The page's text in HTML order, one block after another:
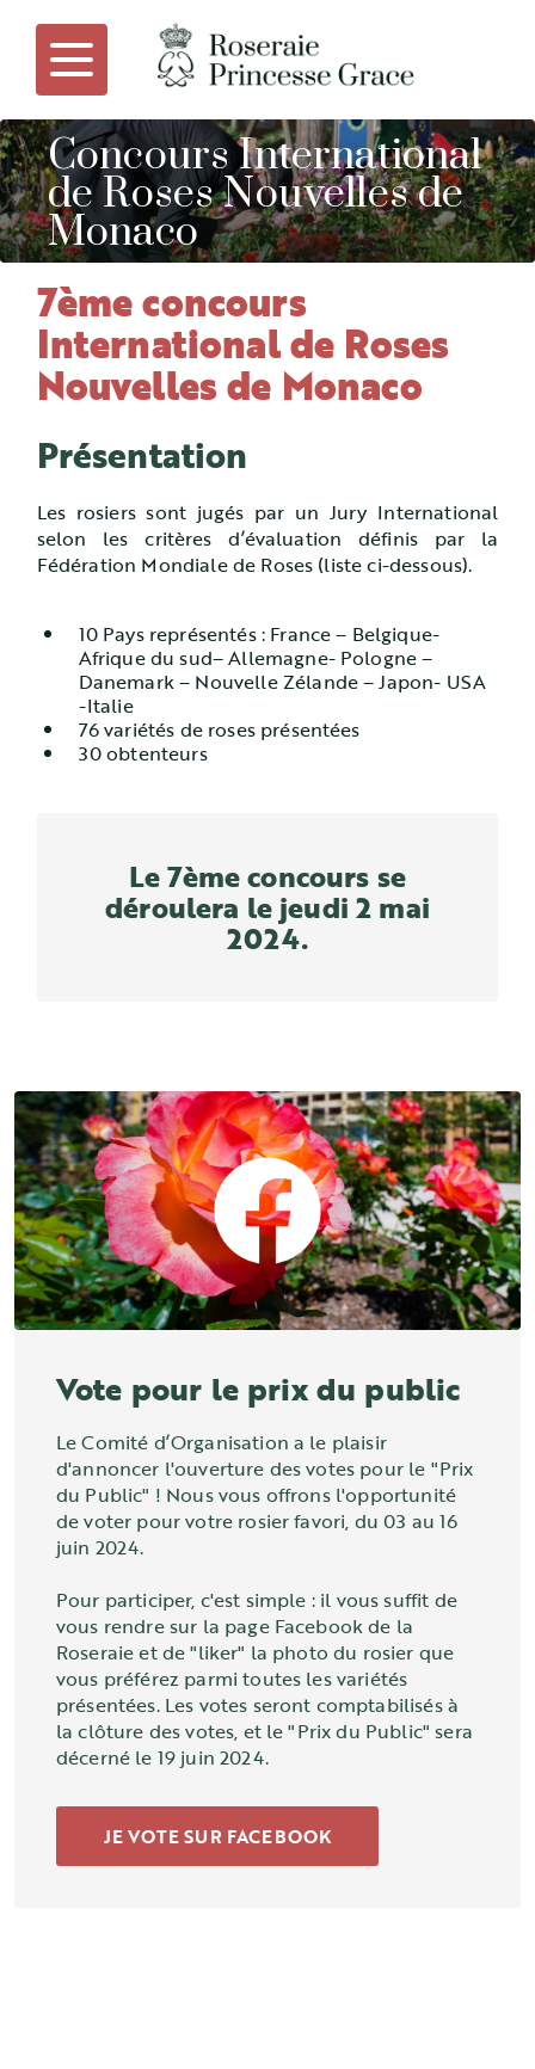
Concours International
de Roses Nouvelles de
Monaco
7ème concours
International de Roses
Nouvelles de Monaco
Présentation
Les rosiers sont jugés par un Jury International
selon les critères d’évaluation définis par la
Fédération Mondiale de Roses (liste ci-dessous).
10 Pays représentés : France – Belgique-
Afrique du sud– Allemagne- Pologne –
Danemark – Nouvelle Zélande – Japon- USA
-Italie
76 variétés de roses présentées
30 obtenteurs
Le 7ème concours se
déroulera le jeudi 2 mai
2024.
Vote pour le prix du public
Le Comité d’Organisation a le plaisir
d'annoncer l'ouverture des votes pour le "Prix
du Public" ! Nous vous offrons l'opportunité
de voter pour votre rosier favori, du 03 au 16
juin 2024.
Pour participer, c'est simple : il vous suffit de
vous rendre sur la page Facebook de la
Roseraie et de "liker" la photo du rosier que
vous préférez parmi toutes les variétés
présentées. Les votes seront comptabilisés à
la clôture des votes, et le "Prix du Public" sera
décerné le 19 juin 2024.
JE VOTE SUR FACEBOOK